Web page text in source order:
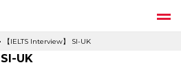
【IELTS Interview】 SI-UK
UK